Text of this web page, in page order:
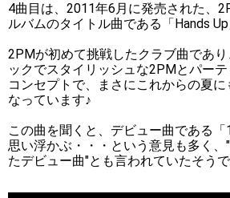
4曲目は、2011年6月に発売された、
ルバムのタイトル曲である「Hands
2PMが初めて挑戦したクラブ曲であ
ックでスタイリッシュな2PMとパー
コンセプトで、まさにこれからの夏
なっています♪
この曲を聞くと、デビュー曲である
思い浮かぶ・・・という意見も多く
たデビュー曲"とも言われていたそうで